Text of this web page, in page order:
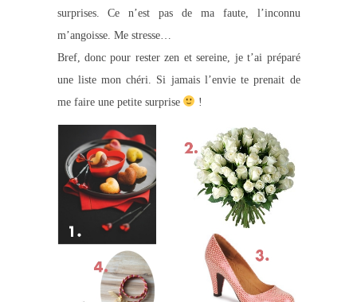
surprises. Ce n’est pas de ma faute, l’inconnu
m’angoisse. Me stresse…
Bref, donc pour rester zen et sereine, je t’ai préparé
une liste mon chéri. Si jamais l’envie te prenait de
me faire une petite surprise
!